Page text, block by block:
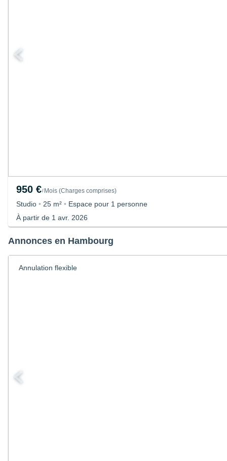
950 €/ Mois (Charges comprises)
Studio • 25 m² • Espace pour 1 personne
À partir de 1 avr. 2026
Annonces en Hambourg
Annulation flexible